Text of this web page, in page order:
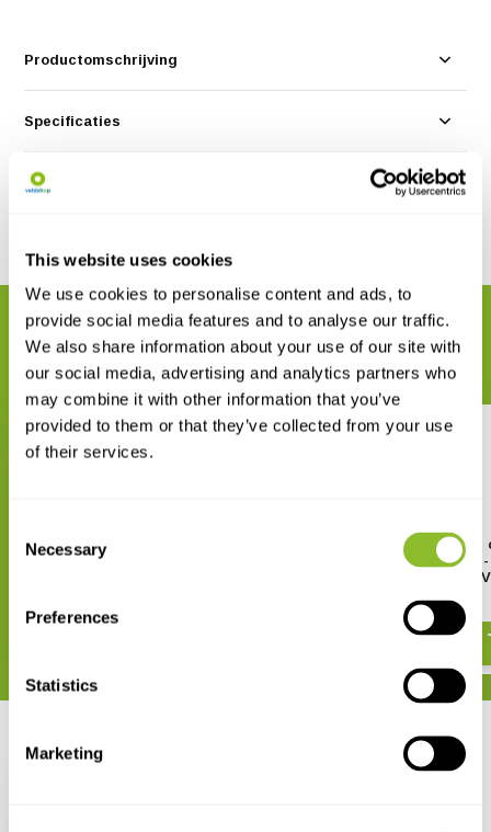
This website uses cookies
We use cookies to personalise content and ads, to
provide social media features and to analyse our traffic.
We also share information about your use of our site with
our social media, advertising and analytics partners who
may combine it with other information that you’ve
provided to them or that they’ve collected from your use
of their services.
Selection
Necessary
Preferences
Statistics
Marketing
Productomschrijving
Specificaties
Reviews
GERELATEERDE PRODUCTEN
Maak uw bestelling compleet
Guide to the Butterflies of the
Palearctic Region -
Guide to the Butterflies
Palearctic Region -
Nymphalidae part V
€ 36,62
Recent bekeken